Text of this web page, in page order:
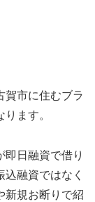
賀市に住むブラ
ます。
即日融資で借り
融資ではなく
新規お断りで紹